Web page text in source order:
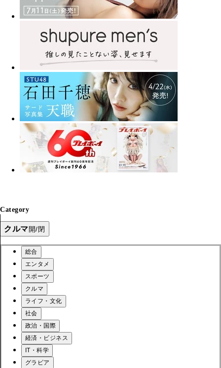
Category
クルマ開/閉
総合
エンタメ
スポーツ
クルマ
ライフ・文化
社会
政治・国際
経済・ビジネス
IT・科学
グラビア